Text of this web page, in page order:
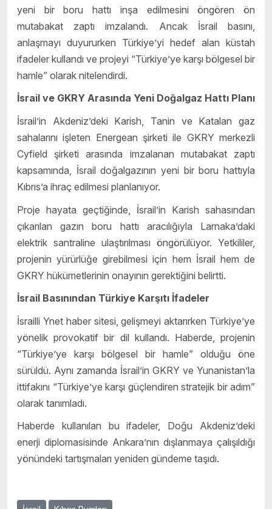
yeni bir boru hattı inşa edilmesini öngören ön
mutabakat zaptı imzalandı. Ancak İsrail basını,
anlaşmayı duyururken Türkiye’yi hedef alan küstah
ifadeler kullandı ve projeyi “Türkiye’ye karşı bölgesel bir
hamle” olarak nitelendirdi.
İsrail ve GKRY Arasında Yeni Doğalgaz Hattı Planı
İsrail’in Akdeniz’deki Karish, Tanin ve Katalan gaz
sahalarını işleten Energean şirketi ile GKRY merkezli
Cyfield şirketi arasında imzalanan mutabakat zaptı
kapsamında, İsrail doğalgazının yeni bir boru hattıyla
Kıbrıs’a ihraç edilmesi planlanıyor.
Proje hayata geçtiğinde, İsrail’in Karish sahasından
çıkarılan gazın boru hattı aracılığıyla Larnaka’daki
elektrik santraline ulaştırılması öngörülüyor. Yetkililer,
projenin yürürlüğe girebilmesi için hem İsrail hem de
GKRY hükümetlerinin onayının gerektiğini belirtti.
İsrail Basınından Türkiye Karşıtı İfadeler
İsrailli Ynet haber sitesi, gelişmeyi aktarırken Türkiye’ye
yönelik provokatif bir dil kullandı. Haberde, projenin
“Türkiye’ye karşı bölgesel bir hamle” olduğu öne
sürüldü. Aynı zamanda İsrail’in GKRY ve Yunanistan’la
ittifakını “Türkiye’ye karşı güçlendiren stratejik bir adım”
olarak tanımladı.
Haberde kullanılan bu ifadeler, Doğu Akdeniz’deki
enerji diplomasisinde Ankara’nın dışlanmaya çalışıldığı
yönündeki tartışmaları yeniden gündeme taşıdı.